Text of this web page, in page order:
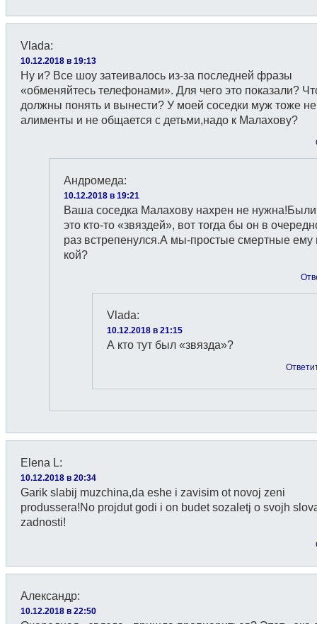
Vlada:
10.12.2018 в 19:13
Ну и? Все шоу затеивалось из-за последней фразы
«обменяйтесь телефонами». Для чего это показали?
должны понять и вынести? У моей соседки муж тоже не
алименты и не общается с детьми,надо к Малахову?
Андромеда:
10.12.2018 в 19:21
Ваша соседка Малахову нахрен не
это кто-то «звяздей», вот тогда бы он в
раз встрепенулся.А мы-простые смертные ему
кой?
Vlada:
10.12.2018 в 21:15
А кто тут был «звязда»?
Elena L:
10.12.2018 в 20:34
Garik slabij muzchina,da eshe i zavisim ot novoj zeni
produssera!No projdut godi i on budet sozaletj o svojh
zadnosti!
Александр:
10.12.2018 в 22:50